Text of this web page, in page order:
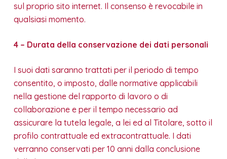
sul proprio sito internet. Il consenso è revocabile in
qualsiasi momento.
4 – Durata della conservazione dei dati personali
I suoi dati saranno trattati per il periodo di tempo
consentito, o imposto, dalle normative applicabili
nella gestione del rapporto di lavoro o di
collaborazione e per il tempo necessario ad
assicurare la tutela legale, a lei ed al Titolare, sotto il
profilo contrattuale ed extracontrattuale. I dati
verranno conservati per 10 anni dalla conclusione